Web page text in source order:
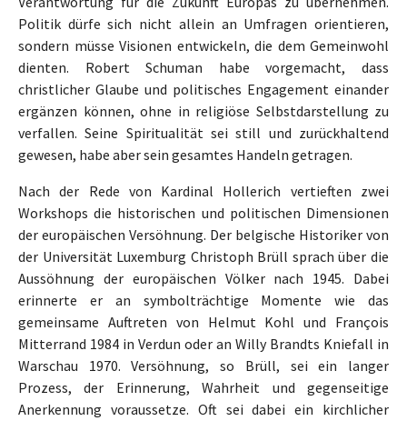
Politik dürfe sich nicht allein an Umfragen orientieren,
sondern müsse Visionen entwickeln, die dem Gemeinwohl
dienten. Robert Schuman habe vorgemacht, dass
christlicher Glaube und politisches Engagement einander
ergänzen können, ohne in religiöse Selbstdarstellung zu
verfallen. Seine Spiritualität sei still und zurückhaltend
gewesen, habe aber sein gesamtes Handeln getragen.
Nach der Rede von Kardinal Hollerich vertieften zwei
Workshops die historischen und politischen Dimensionen
der europäischen Versöhnung. Der belgische Historiker von
der Universität Luxemburg Christoph Brüll sprach über die
Aussöhnung der europäischen Völker nach 1945. Dabei
erinnerte er an symbolträchtige Momente wie das
gemeinsame Auftreten von Helmut Kohl und François
Mitterrand 1984 in Verdun oder an Willy Brandts Kniefall in
Warschau 1970. Versöhnung, so Brüll, sei ein langer
Prozess, der Erinnerung, Wahrheit und gegenseitige
Anerkennung voraussetze. Oft sei dabei ein kirchlicher